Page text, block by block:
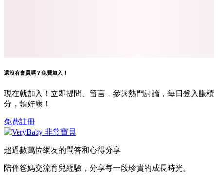
還沒有會員嗎？免費加入！
現在就加入！立即提問、留言，參與熱門討論，每日登入賺積
分，領好康！
免費註冊
超過數萬位網友的問答和心得分享
陪伴爸媽交流育兒經驗，分享每一段珍貴的成長時光。